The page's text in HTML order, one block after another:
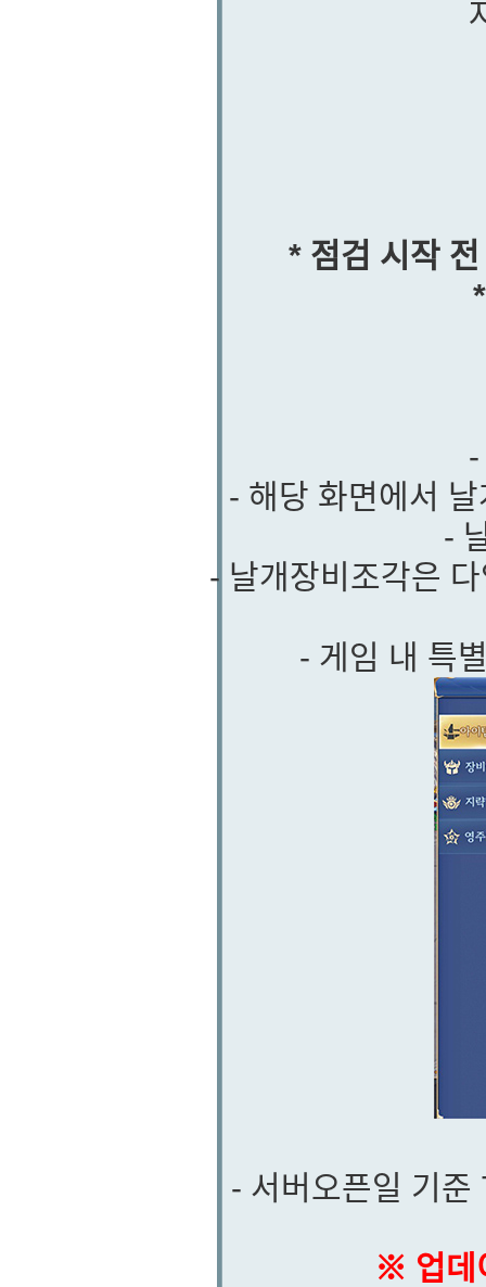
* 점검 시작
- 해당 화면에서
-
- 날개장비조각은
- 게임 내 특
- 서버오픈일 기준
※ 업데